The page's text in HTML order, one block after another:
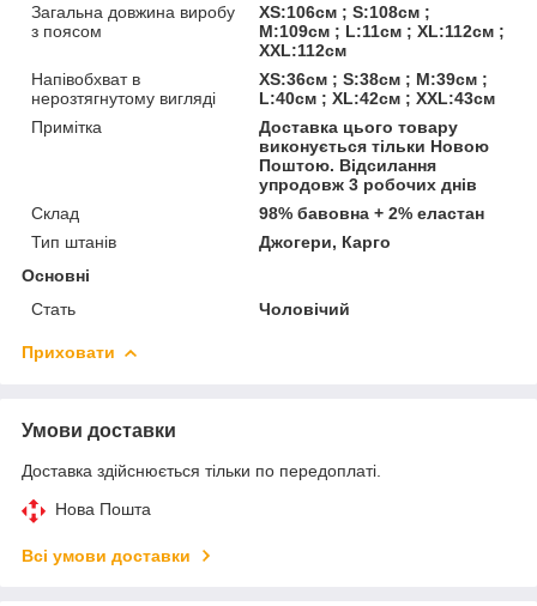
Загальна довжина виробу
з поясом
XS:106см ; S:108см ;
M:109см ; L:11см ; XL:112см ;
XXL:112см
Напівобхват в
нерозтягнутому вигляді
XS:36см ; S:38см ; M:39см ;
L:40см ; XL:42см ; XXL:43см
Примітка
Доставка цього товару
виконується тільки Новою
Поштою. Відсилання
упродовж 3 робочих днів
Склад
98% бавовна + 2% еластан
Тип штанів
Джогери, Карго
Основні
Стать
Чоловічий
Приховати
Умови доставки
Доставка здійснюється тільки по передоплаті.
Нова Пошта
Всі умови доставки